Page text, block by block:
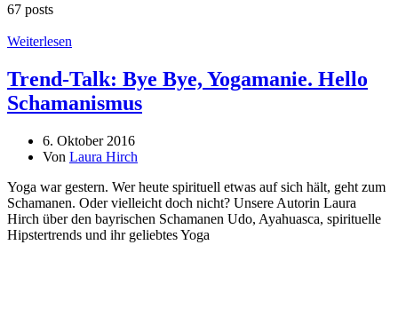
67 posts
Weiterlesen
Trend-Talk: Bye Bye, Yogamanie. Hello
Schamanismus
6. Oktober 2016
Von Laura Hirch
Yoga war gestern. Wer heute spirituell etwas auf sich hält, geht zum
Schamanen. Oder vielleicht doch nicht? Unsere Autorin Laura
Hirch über den bayrischen Schamanen Udo, Ayahuasca, spirituelle
Hipstertrends und ihr geliebtes Yoga